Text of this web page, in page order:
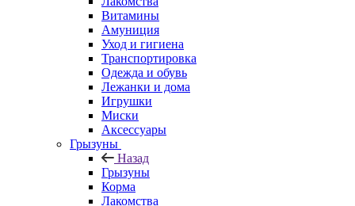
Витамины
Амуниция
Уход и гигиена
Транспортировка
Одежда и обувь
Лежанки и дома
Игрушки
Миски
Аксессуары
Грызуны
Назад
Грызуны
Корма
Лакомства